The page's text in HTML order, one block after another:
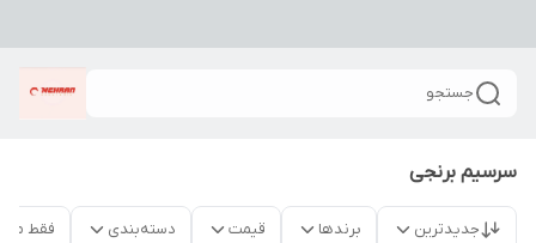
جستجو
سرسیم برنجی
جدیدترین برندها قیمت دسته‌بندی فقط